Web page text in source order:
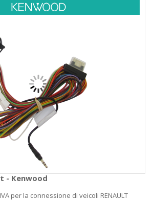
- Kenwood
per la connessione di veicoli RENAULT